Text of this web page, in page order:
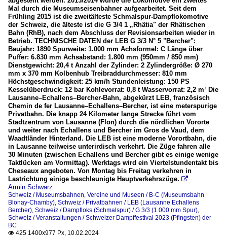
Mal durch die Museumseisenbahner aufgearbeitet. Seit dem
Frühling 2015 ist die zweitälteste Schmalspur-Dampflokomotive
der Schweiz, die älteste ist die G 3/4 1 „Rhätia" der Rhätischen
Bahn (RhB), nach dem Abschluss der Revisionsarbeiten wieder in
Betrieb. TECHNISCHE DATEN der LEB G 3/3 N° 5 "Bercher":
Baujahr: 1890 Spurweite: 1.000 mm Achsformel: C Länge über
Puffer: 6.830 mm Achsabstand: 1.800 mm (950mm / 850 mm)
Dienstgewicht: 20,4 t Anzahl der Zylinder: 2 Zylindergröße: Ø 270
mm x 370 mm Kolbenhub Treibraddurchmesser: 810 mm
Höchstgeschwindigkeit: 25 km/h Stundenleistung: 150 PS
Kesselüberdruck: 12 bar Kohlevorrat: 0,8 t Wasservorrat: 2,2 m³ Die
Lausanne–Echallens–Bercher-Bahn, abgekürzt LEB, französisch
Chemin de fer Lausanne–Echallens–Bercher, ist eine meterspurige
Privatbahn. Die knapp 24 Kilometer lange Strecke führt vom
Stadtzentrum von Lausanne (Flon) durch die nördlichen Vororte
und weiter nach Echallens und Bercher im Gros de Vaud, dem
Waadtländer Hinterland. Die LEB ist eine moderne Vorortbahn, die
in Lausanne teilweise unterirdisch verkehrt. Die Züge fahren alle
30 Minuten (zwischen Echallens und Bercher gibt es einige wenige
Taktlücken am Vormittag). Werktags wird ein Viertelstundentakt bis
Cheseaux angeboten. Von Montag bis Freitag verkehren in
Lastrichtung einige beschleunigte Hauptverkehrszüge. 
Armin Schwarz
Schweiz / Museumsbahnen, Vereine und Museen / B-C (Museumsbahn
Blonay-Chamby) Schweiz / Privatbahnen / LEB (Lausanne Echallens
Bercher) Schweiz / Dampfloks (Schmalspur) / G 3/3 (1.000 mm Spur)
Schweiz / Veranstaltungen / Schweizer Dampffestival 2023 (Pfingsten) der
BC
 425 1400x977 Px, 10.02.2024